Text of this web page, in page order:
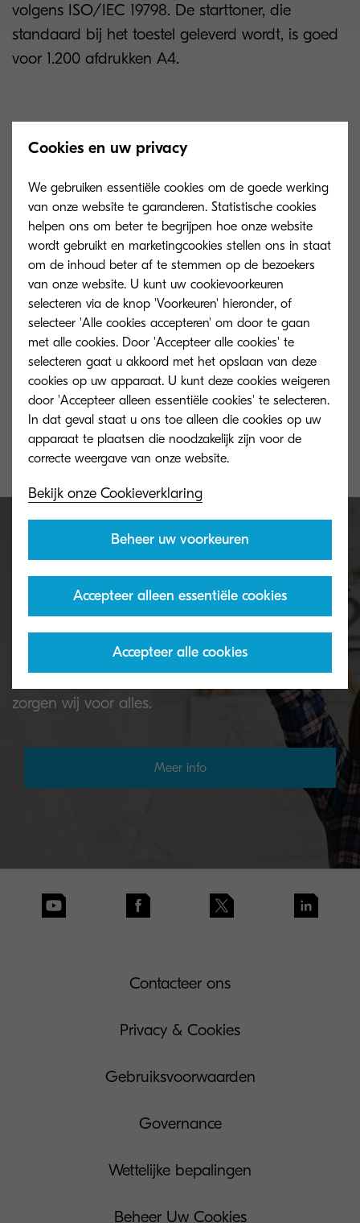
volgens ISO/IEC 19798. De starttoner, die
standaard bij het toestel geleverd wordt, is goed
voor 1.200 afdrukken A4.
TK-5230K
Black toner yield 1,200 pages in
accordance with ISO/IEC 19798.
Toner terugname programma
Lege KYOCERA-toners kunt u op verschillende
manieren retourneren aan onze recyclingpartners.
Als uw lege toners eenmaal in ons systeem staan,
zorgen wij voor alles.
Meer info
Contacteer ons
Privacy & Cookies
Gebruiksvoorwaarden
Governance
Wettelijke bepalingen
Beheer Uw Cookies
Cookies en uw privacy
We gebruiken essentiële cookies om de goede werking
van onze website te garanderen. Statistische cookies
helpen ons om beter te begrijpen hoe onze website
wordt gebruikt en marketingcookies stellen ons in staat
om de inhoud beter af te stemmen op de bezoekers
van onze website. U kunt uw cookievoorkeuren
selecteren via de knop 'Voorkeuren' hieronder, of
selecteer 'Alle cookies accepteren' om door te gaan
met alle cookies. Door 'Accepteer alle cookies' te
selecteren gaat u akkoord met het opslaan van deze
cookies op uw apparaat. U kunt deze cookies weigeren
door 'Accepteer alleen essentiële cookies' te selecteren.
In dat geval staat u ons toe alleen die cookies op uw
apparaat te plaatsen die noodzakelijk zijn voor de
Bekijk onze Cookieverklaring
Beheer uw voorkeuren
Accepteer alleen essentiële cookies
Accepteer alle cookies